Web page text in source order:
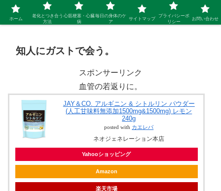
シニア 新しい人生を開拓するブログ
知人にガストで会う。
スポンサーリンク
血管の若返りに。
JAY＆CO. アルギニン & シトルリン パウダー
(人工甘味料無添加1500mg&1500mg) レモン
240g
posted with カエレバ
ネオジェネレーション本店
Yahooショッピング
Amazon
楽天市場
ホーム
老化とつき合う
方法
心筋梗塞・心臓
病
毎日の身体のケ
ア
サイトマップ
プライバシーポ
リシー
お問い合わせ